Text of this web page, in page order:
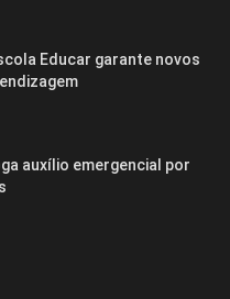
Educar garante novos
auxílio emergencial por